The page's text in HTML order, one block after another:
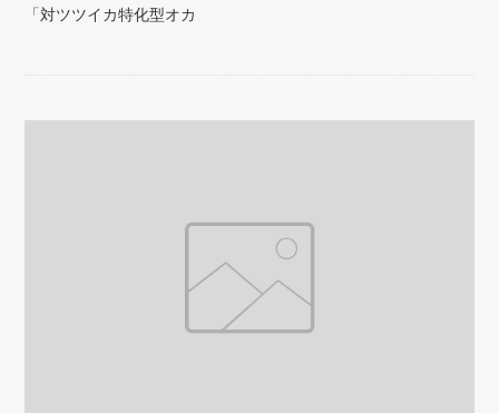
「対ツツイカ特化型オカ